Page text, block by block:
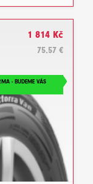
1 814 Kč
75.57 €
- BUDEME VÁS